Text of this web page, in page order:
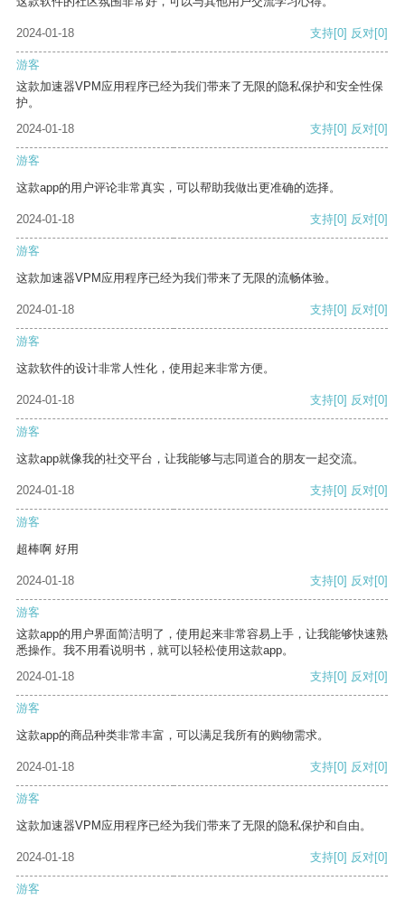
2024-01-18 支持[0] 反对[0]
游客
这款加速器VPM应用程序已经为我们带来了无限的隐私保护和安全性保
护。
2024-01-18
支持[0] 反对[0]
游客
这款app的用户评论非常真实，可以帮助我做出更准确的选择。
2024-01-18 支持[0] 反对[0]
游客
这款加速器VPM应用程序已经为我们带来了无限的流畅体验。
2024-01-18 支持[0] 反对[0]
游客
这款软件的设计非常人性化，使用起来非常方便。
2024-01-18 支持[0] 反对[0]
游客
这款app就像我的社交平台，让我能够与志同道合的朋友一起交流。
2024-01-18 支持[0] 反对[0]
游客
超棒啊 好用
2024-01-18 支持[0] 反对[0]
游客
这款app的用户界面简洁明了，使用起来非常容易上手，让我能够快速熟
悉操作。我不用看说明书，就可以轻松使用这款app。
2024-01-18
支持[0] 反对[0]
游客
这款app的商品种类非常丰富，可以满足我所有的购物需求。
2024-01-18 支持[0] 反对[0]
游客
这款加速器VPM应用程序已经为我们带来了无限的隐私保护和自由。
2024-01-18 支持[0] 反对[0]
游客